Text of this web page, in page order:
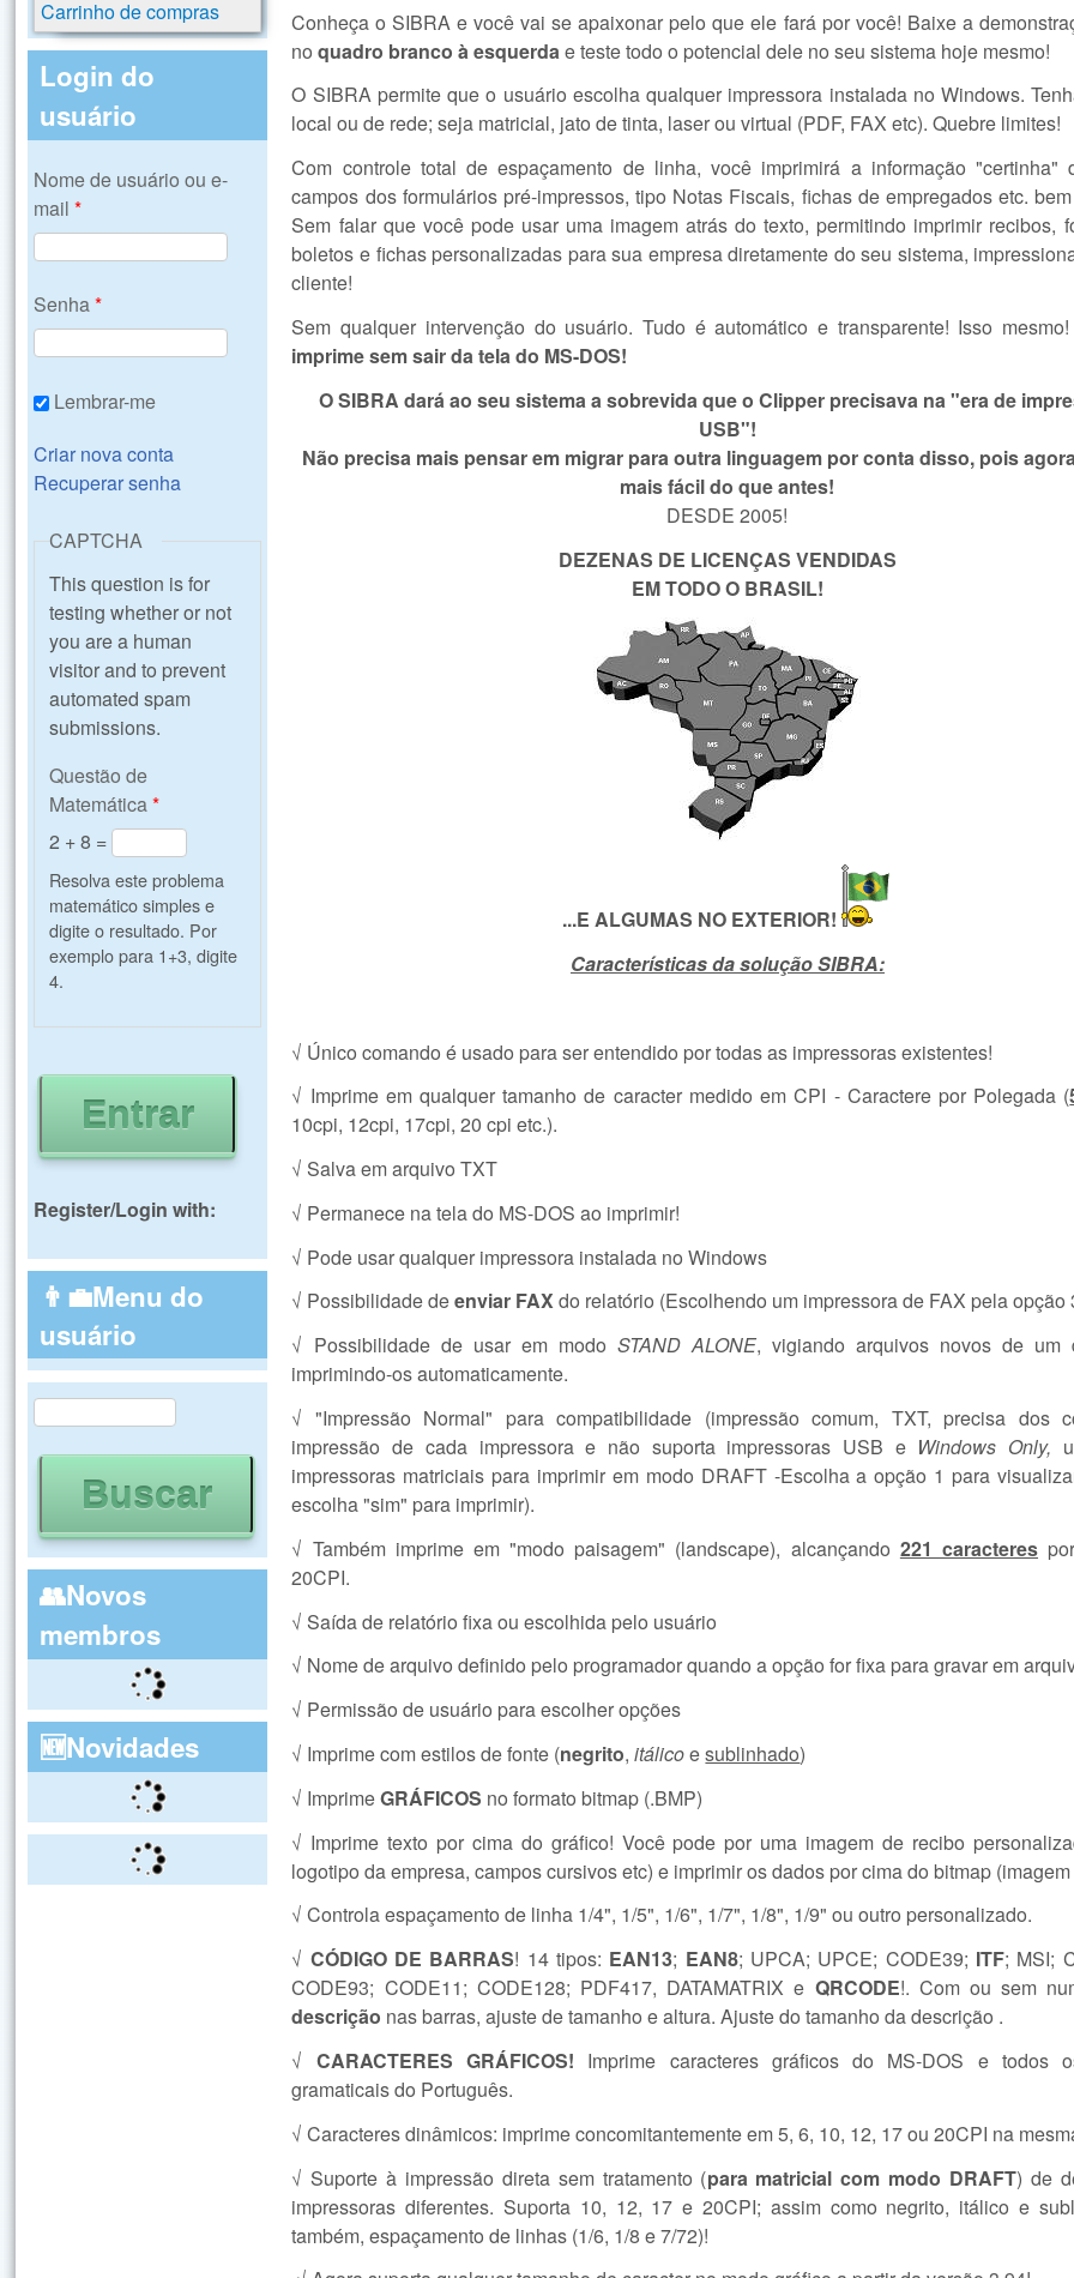
Conheça o SIBRA e você vai se apaixonar pelo que ele fará por você! Baixe a
noquadro branco à esquerda e teste todo o potencial dele no seu sistema hoje mesmo!
O SIBRA permite que o usuário escolha qualquer impressora instalada no Windows.
local ou de rede; seja matricial, jato de tinta, laser ou virtual (PDF, FAX etc). Quebre limites!
Com controle total de espaçamento de linha, você imprimirá a informação "certinha"
campos dos formulários pré-impressos, tipo Notas Fiscais, fichas de empregados etc.
Sem falar que você pode usar uma imagem atrás do texto, permitindo imprimir recibos,
boletos e fichas personalizadas para sua empresa diretamente do seu sistema,
cliente!
Sem qualquer intervenção do usuário. Tudo é automático e transparente! Isso mesmo!
imprime sem sair da tela do MS-DOS!
O SIBRA dará ao seu sistema a sobrevida que o Clipper precisava na "era de
USB"!
Não precisa mais pensar em migrar para outra linguagem por conta disso, pois
mais fácil do que antes!
DESDE 2005!
DEZENAS DE LICENÇAS VENDIDAS
EM TODO O BRASIL!
...E ALGUMAS NO EXTERIOR!
Característicasda solução SIBRA:
√ Único comando é usado para ser entendido por todas as impressoras existentes!
√ Imprime em qualquer tamanho de caracter medido em CPI - Caractere por Polegada (
10cpi, 12cpi, 17cpi, 20 cpi etc.).
√ Salva em arquivo TXT
√ Permanece na tela do MS-DOS ao imprimir!
√ Pode usar qualquer impressora instalada no Windows
√ Possibilidade deenviar FAXdo relatório (Escolhendo um impressora de FAX pela opção
√ Possibilidade de usar em modo STAND ALONE, vigiando arquivos novos de um
imprimindo-os automaticamente.
√ "Impressão Normal" para compatibilidade (impressão comum, TXT, precisa dos
impressão de cada impressora e não suporta impressoras USB e Windows Only,
impressoras matriciais para imprimir em modo DRAFT -Escolha a opção 1 para
escolha "sim" para imprimir).
√ Também imprime em "modo paisagem" (landscape), alcançando 221 caracteres
20CPI.
√ Saída de relatório fixa ou escolhida pelo usuário
√ Nome de arquivo definido pelo programador quando a opção for fixa para gravar em
√ Permissão de usuário para escolher opções
√ Imprime com estilos de fonte (negrito,itálicoesublinhado)
√ ImprimeGRÁFICOS no formato bitmap (.BMP)
√ Imprime texto por cima do gráfico! Você pode por uma imagem de recibo
logotipo da empresa, campos cursivos etc) e imprimir os dados por cima do bitmap
√ Controla espaçamento de linha 1/4", 1/5", 1/6", 1/7", 1/8", 1/9" ou outro personalizado.
√ CÓDIGO DE BARRAS! 14 tipos: EAN13; EAN8; UPCA; UPCE; CODE39; ITF; MSI;
CODE93; CODE11; CODE128; PDF417, DATAMATRIX e QRCODE!. Com ou sem
descrição nas barras, ajuste de tamanho e altura. Ajuste do tamanho da descrição .
√ CARACTERES GRÁFICOS! Imprime caracteres gráficos do MS-DOS e todos
gramaticais do Português.
√ Caracteres dinâmicos: imprime concomitantemente em 5, 6, 10, 12, 17 ou 20CPI na
√ Suporte à impressão direta sem tratamento (para matricial com modo DRAFT) de
impressoras diferentes. Suporta 10, 12, 17 e 20CPI; assim como negrito, itálico e
também, espaçamento de linhas (1/6, 1/8 e 7/72)!
Carrinho de compras
Login do
usuário
Nome de usuário ou e-
mail*
Senha*
Lembrar-me
Criar nova conta
Recuperar senha
CAPTCHA
This question is for
testing whether or not
you are a human
visitor and to prevent
automated spam
submissions.
Questão de
Matemática*
2 + 8 =
Resolva este problema
matemático simples e
digite o resultado. Por
exemplo para 1+3, digite
4.
Register/Login with:
👨‍💼Menu do
usuário
Formulário de busca
Buscar
👥Novos
membros
🆕Novidades